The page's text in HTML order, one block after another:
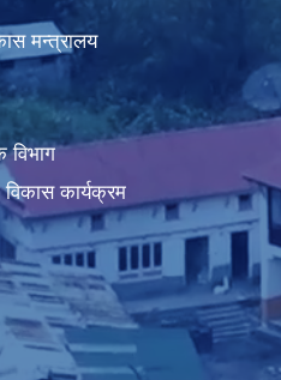
मन्त्रालय
विभाग
कार्यक्रम